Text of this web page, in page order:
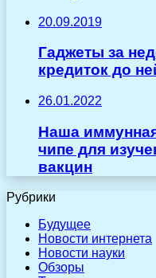
20.09.2019
Гаджеты за
кредиток до
26.01.2022
Наша
чипе для
вакцин
Рубрики
Будущее
Новости интернета
Новости науки
Обзоры